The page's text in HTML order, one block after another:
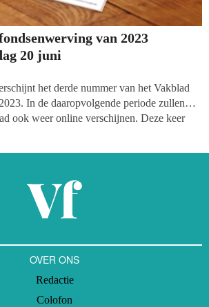
van 2023
20 juni
het derde nummer van het Vakblad
In de daaropvolgende periode zullen
ook weer online verschijnen. Deze keer
OVER ONS
Redactie
Colofon